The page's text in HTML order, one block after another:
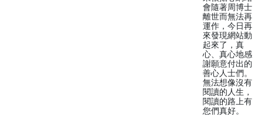
會隨著周博士
離世而無法再
運作，今日再
來發現網站動
起來了，真
心、真心地感
謝願意付出的
善心人士們。
無法想像沒有
閱讀的人生，
閱讀的路上有
您們真好。